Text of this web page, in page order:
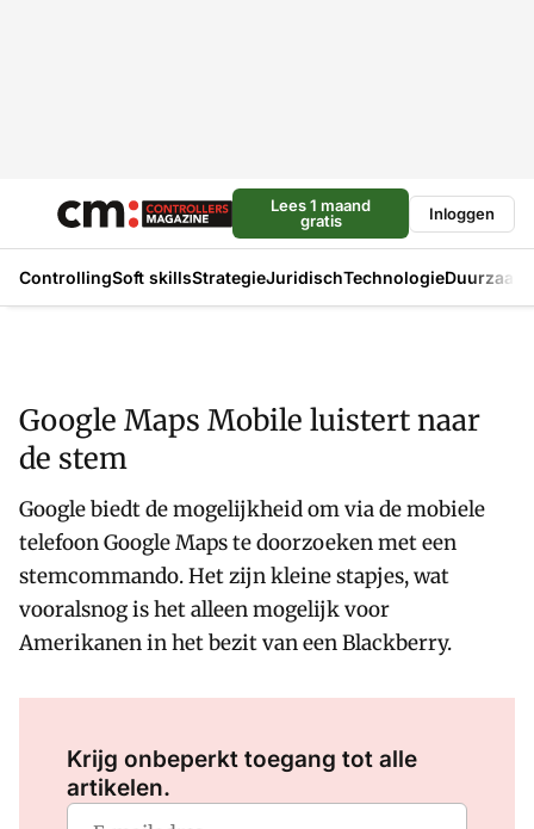
Lees 1 maand
gratis
Inloggen
ControllingSoft skillsStrategieJuridischTechnologie
Google Maps Mobile luistert naar
de stem
Google biedt de mogelijkheid om via de mobiele
telefoon Google Maps te doorzoeken met een
stemcommando. Het zijn kleine stapjes, wat
vooralsnog is het alleen mogelijk voor
Amerikanen in het bezit van een Blackberry.
Krijg onbeperkt toegang tot alle
artikelen.